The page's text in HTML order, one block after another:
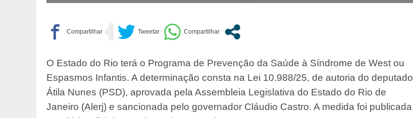
O Estado do Rio terá o Programa de Prevenção da Saúde à Síndrome de West ou
Espasmos Infantis. A determinação consta na Lei 10.988/25, de autoria do deputado
Átila Nunes (PSD), aprovada pela Assembleia Legislativa do Estado do Rio de
Janeiro (Alerj) e sancionada pelo governador Cláudio Castro. A medida foi publicada